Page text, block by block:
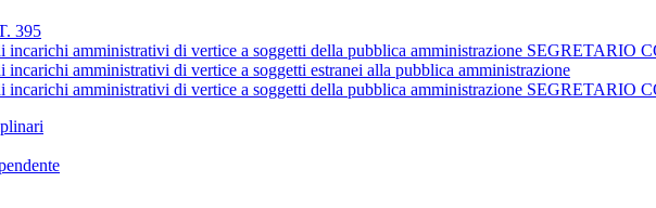
395
incarichi amministrativi di vertice a soggetti della pubblica amministrazione
incarichi amministrativi di vertice a soggetti estranei alla pubblica amministrazione
incarichi amministrativi di vertice a soggetti della pubblica amministrazione